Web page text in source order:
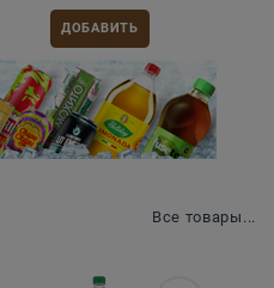
ДОБАВИТЬ
Все товары...